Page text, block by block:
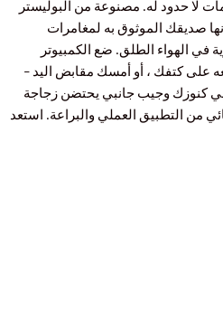
لا حدود له. مصنوعة من البوليستر
صديقك الموثوق به لمغامرات
في الهواء الطلق. ضع الكمبيوتر
على كتفك ، أو أمسك مقابض اليد –
كنوزك وجيب جانبي يحتضن زجاجة
من التطبيق العملي والبراعة. استعد